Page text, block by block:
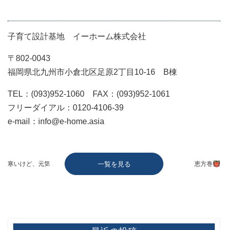
子育て設計基地 イーホーム株式会社
〒802-0043
福岡県北九州市小倉北区足原2丁目10-16 B棟
TEL：(093)952-1060 FAX：(093)952-1061
フリーダイアル：0120-4106-39
e-mail：info@e-home.asia
寒いけど、元気いっぱい🐦 一覧を見る 恵方巻👹